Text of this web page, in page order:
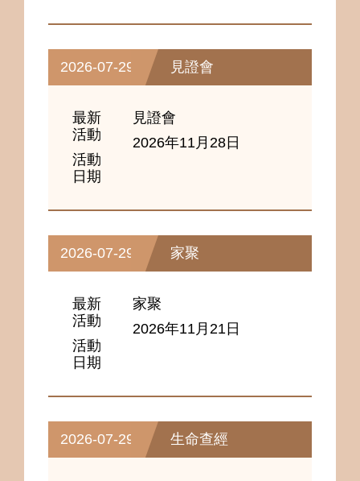
2026-07-29 見證會
最新
活動
活動
日期
見證會
2026年11月28日
2026-07-29 家聚
最新
活動
活動
日期
家聚
2026年11月21日
2026-07-29 生命查經